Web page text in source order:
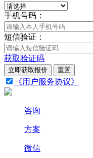
手机号码：
短信验证：
获取验证码
立即获取报价 重置
《用户服务协议》
咨询
方案
微信